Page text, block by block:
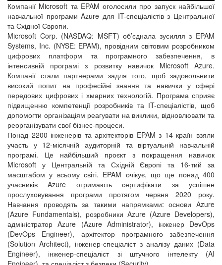
Компанії Microsoft та EPAM оголосили про запуск найбільшої
навчальної програми Azure для IT-спеціалістів з Центральної
та Східної Європи.
Microsoft Corp. (NASDAQ: MSFT) об’єднала зусилля з EPAM
Systems, Inc. (NYSE: EPAM), провідним світовим розробником
цифрових платформ та програмного забезпечення, в
інтенсивній програмі з розвитку навичок Microsoft Azure.
Компанії стали партнерами задля того, щоб задовольнити
високий попит на професійні знання та навички у сфері
передових цифрових і хмарних технологій. Програма сприяє
підвищенню компетенції розробників та ІT-спеціалістів, щоб
допомогти організаціям реагувати на виклики, відновлювати та
реорганізувати свої бізнес-процеси.
Понад 2200 інженерів та архітекторів EPAM з 14 країн взяли
участь у 12-місячній аудиторній та віртуальній навчальній
програмі. Це найбільший проєкт з покращення навичок
Microsoft у Центральній та Східній Європі та 16-тий за
масштабом у всьому світі. EPAM очікує, що ще понад 400
учасників Azure отримають сертифікати за успішне
прослуховування програми протягом червня 2020 року.
Навчання проводять за такими напрямками: основи Azure
(Azure Fundamentals), розробники Azure (Azure Developers),
адміністратор Azure (Azure Administrator), інженер DevOps
(DevOps Engineer), архітектор програмного забезпечення
(Solution Architect), інженер-спеціаліст з аналізу даних (Data
Engineer), інженер-спеціаліст зі штучного інтелекту (AI